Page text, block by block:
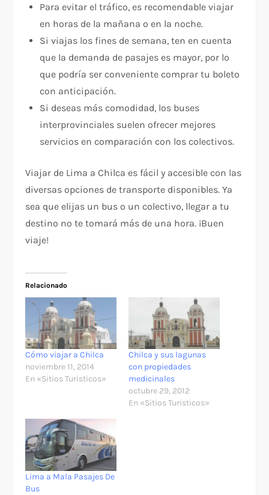
Para evitar el tráfico, es recomendable viajar
en horas de la mañana o en la noche.
Si viajas los fines de semana, ten en cuenta
que la demanda de pasajes es mayor, por lo
que podría ser conveniente comprar tu boleto
con anticipación.
Si deseas más comodidad, los buses
interprovinciales suelen ofrecer mejores
servicios en comparación con los colectivos.
Viajar de Lima a Chilca es fácil y accesible con las
diversas opciones de transporte disponibles. Ya
sea que elijas un bus o un colectivo, llegar a tu
destino no te tomará más de una hora. ¡Buen
viaje!
Relacionado
Cómo viajar a Chilca
noviembre 11, 2014
En «Sitios Turisticos»
Chilca y sus lagunas
con propiedades
medicinales
octubre 29, 2012
En «Sitios Turisticos»
Lima a Mala Pasajes De
Bus